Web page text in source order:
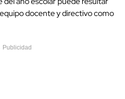
docente y directivo como
Publicidad